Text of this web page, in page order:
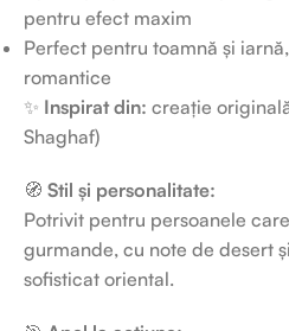
pentru efect maxim
Perfect pentru toamnă și
romantice
✨ Inspirat din: creație
Shaghaf)
🧭 Stil și personalitate:
Potrivit pentru persoanele
gurmande, cu note de desert
sofisticat oriental.